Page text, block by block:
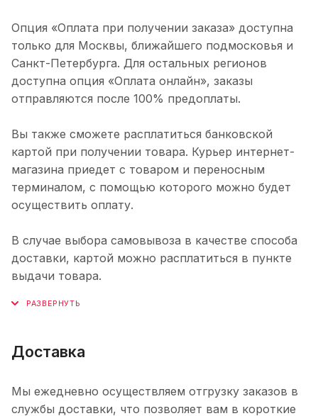
Опция «Оплата при получении заказа» доступна
только для Москвы, ближайшего подмосковья и
Санкт-Петербурга. Для остальных регионов
доступна опция «Оплата онлайн», заказы
отправляются после 100% предоплаты.
Вы также сможете расплатиться банковской
картой при получении товара. Курьер интернет-
магазина приедет с товаром и переносным
терминалом, с помощью которого можно будет
осуществить оплату.
В случае выбора самовывоза в качестве способа
доставки, картой можно расплатиться в пункте
выдачи товара.
Доставка
Мы ежедневно осуществляем отгрузку заказов в
службы доставки, что позволяет вам в короткие